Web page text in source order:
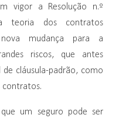
vigor a Resolução n.º
teoria dos contratos
mudança para a
riscos, que antes
cláusula-padrão, como
contratos.
um seguro pode ser